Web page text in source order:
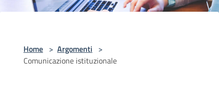
Home > Argomenti >
Comunicazione istituzionale